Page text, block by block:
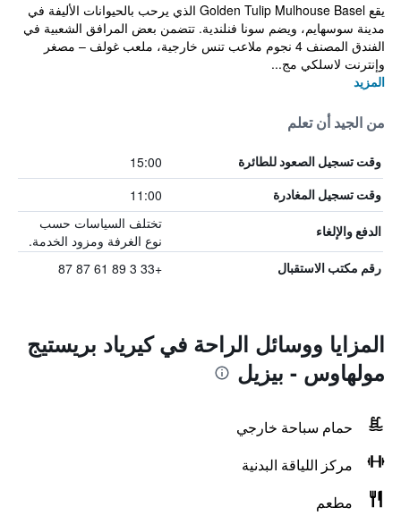
يقع Golden Tulip Mulhouse Basel الذي يرحب بالحيوانات الأليفة في
مدينة سوسهايم، ويضم سونا فنلندية. تتضمن بعض المرافق الشعبية في
الفندق المصنف 4 نجوم ملاعب تنس خارجية، ملعب غولف – مصغر
وإنترنت لاسلكي مج...
المزيد
من الجيد أن تعلم
وقت تسجيل الصعود للطائرة 15:00
وقت تسجيل المغادرة 11:00
الدفع والإلغاء
تختلف السياسات حسب
نوع الغرفة ومزود الخدمة.
رقم مكتب الاستقبال +33 3 89 61 87 87
المزايا ووسائل الراحة في كيرياد بريستيج
مولهاوس - بيزيل
حمام سباحة خارجي
مركز اللياقة البدنية
مطعم